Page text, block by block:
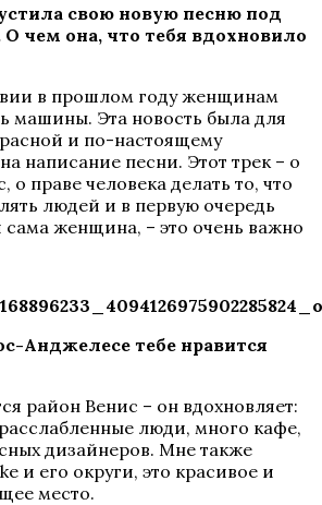
свою новую песню под
чем она, что тебя вдохновило
в прошлом году женщинам
машины. Эта новость была для
и по-настоящему
написание песни. Этот трек – о
о праве человека делать то, что
людей и в первую очередь
женщина, – это очень важно
Анджелесе тебе нравится
район Венис – он вдохновляет:
люди, много кафе,
дизайнеров. Мне также
и его округи, это красивое и
место.